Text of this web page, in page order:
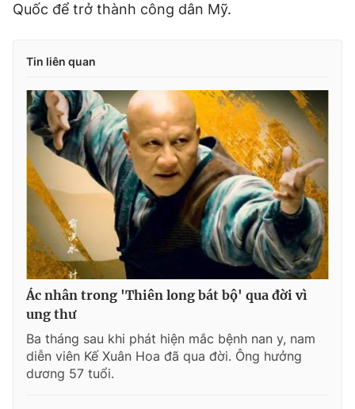
Quốc để trở thành công dân Mỹ.
Tin liên quan
Ác nhân trong 'Thiên long bát bộ' qua đời vì
ung thư
Ba tháng sau khi phát hiện mắc bệnh nan y, nam
diễn viên Kế Xuân Hoa đã qua đời. Ông hưởng
dương 57 tuổi.